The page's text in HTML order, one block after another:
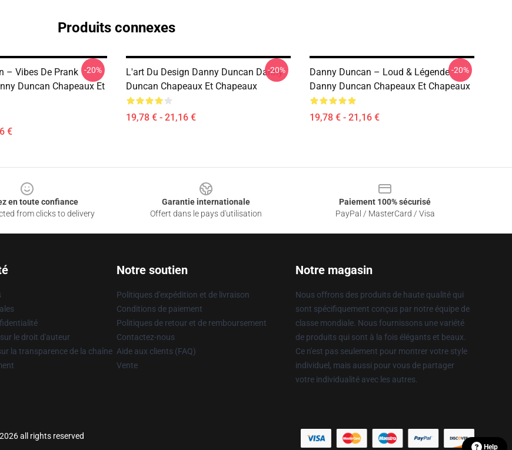
Produits connexes
– Vibes De Prank
Duncan Chapeaux Et
€
-20%
L'art Du Design Danny Duncan Danny
Duncan Chapeaux Et Chapeaux
19,78 € - 21,16 €
-20%
Danny Duncan – Loud & Légende
Danny Duncan Chapeaux Et Chapeaux
19,78 € - 21,16 €
-20%
en toute confiance
from clicks to delivery
Garantie internationale
Offert dans le pays d'utilisation
Paiement 100% sécurisé
PayPal / MasterCard / Visa
le droit d'auteur
la transparence de la chaîne
Notre soutien
Politiques d'expédition et de livraison
Conditions de paiement
Politiques de retour et de remboursement
Contactez-nous
Aide aux clients (FAQ)
Vente
Notre magasin
Nous offrons des produits de haute qualité qui
sont spécifiquement conçus par notre équipe de
classe mondiale. Nous fournissons une variété
de produits qui sont à la fois élégants et beaux.
Ce n'est pas seulement pour montrer votre style
individuel, mais aussi pour vous de partager
votre individualité avec les autres.
all rights reserved
Help